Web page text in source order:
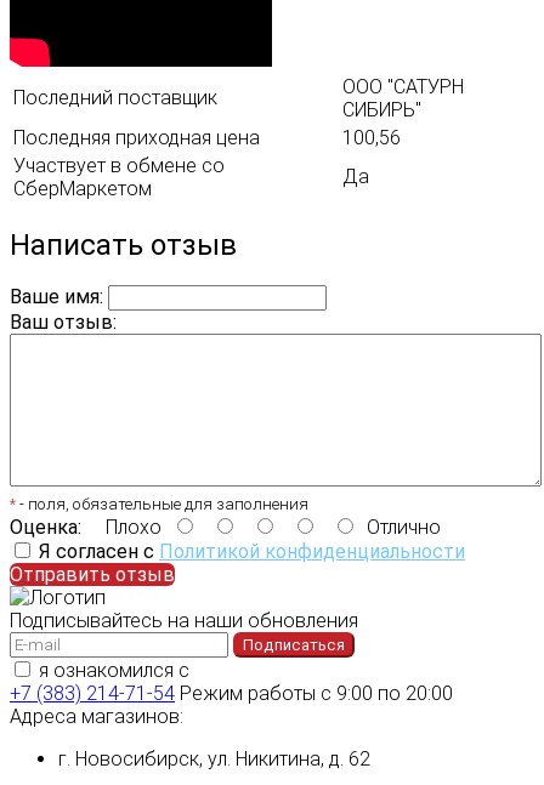
Последний поставщик
ООО "САТУРН
СИБИРЬ"
Последняя приходная цена
100,56
Участвует в обмене со
СберМаркетом
Да
Написать отзыв
Ваше имя:
Ваш отзыв:
* - поля, обязательные для заполнения
Оценка: Плохо
Отлично
Я согласен с Политикой конфиденциальности
Отправить отзыв
Подписывайтесь на наши обновления
Подписаться
я ознакомился с
+7 (383) 214-71-54 Режим работы с 9:00 по 20:00
Адреса магазинов:
г. Новосибирск, ул. Никитина, д. 62